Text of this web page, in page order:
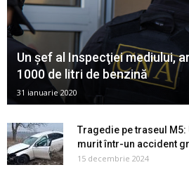
Un şef al Inspecţiei mediului,
1000 de litri de benzină
31 ianuarie 2020
Tragedie pe traseul
murit într-un accident
15 decembrie 2024